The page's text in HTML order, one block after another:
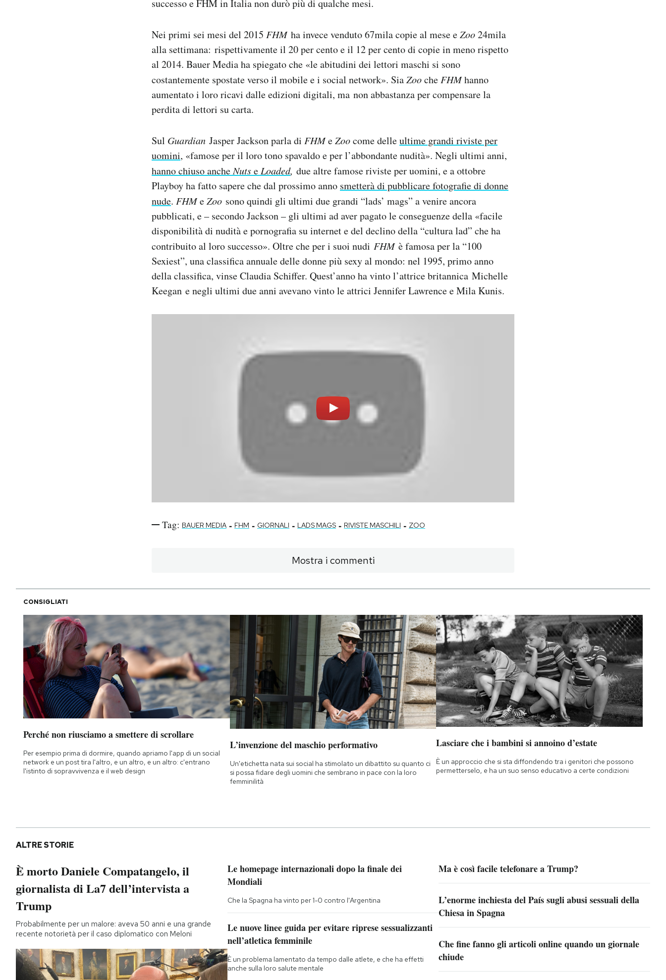
successo e FHM in Italia non durò più di qualche mesi.
Nei primi sei mesi del 2015 FHMha invece venduto 67mila copie al mese eZoo24mila
alla settimana: rispettivamente il 20 per cento e il 12 per cento di copie in meno rispetto
al 2014. Bauer Media ha spiegato che «le abitudini dei lettori maschi si sono
costantemente spostate verso il mobile e i social network». SiaZoocheFHMhanno
aumentato i loro ricavi dalle edizioni digitali, ma non abbastanza per compensare la
perdita di lettori su carta.
Sul Guardian Jasper Jackson parla di FHMeZoocome delleultime grandi riviste per
uomini, «famose per il loro tono spavaldo e per l’abbondante nudità». Negli ultimi anni,
hanno chiuso ancheNutseLoaded, due altre famose riviste per uomini, e a ottobre
Playboy ha fatto sapere che dal prossimo anno smetterà di pubblicare fotografie di donne
nude. FHMeZoo sono quindi gli ultimi due grandi “lads’ mags” a venire ancora
pubblicati, e – secondo Jackson – gli ultimi ad aver pagato le conseguenze della «facile
disponibilità di nudità e pornografia su internet e del declino della “cultura lad” che ha
contribuito al loro successo». Oltre che per i suoi nudi FHM è famosa per la “100
Sexiest”, una classifica annuale delle donne più sexy al mondo: nel 1995, primo anno
della classifica, vinse Claudia Schiffer. Quest’anno ha vinto l’attrice britannica Michelle
Keegan e negli ultimi due anni avevano vinto le attrici Jennifer Lawrence e Mila Kunis.
Tag: BAUER MEDIA - FHM - GIORNALI - LADS MAGS - RIVISTE MASCHILI - ZOO
Mostra i commenti
CONSIGLIATI
Perché non riusciamo a smettere di scrollare
Per esempio prima di dormire, quando apriamo l'app di un social
network e un post tira l'altro, e un altro, e un altro: c'entrano
l'istinto di sopravvivenza e il web design
L’invenzione del maschio performativo
Un'etichetta nata sui social ha stimolato un dibattito su quanto ci
si possa fidare degli uomini che sembrano in pace con la loro
femminilità
Lasciare che i bambini si annoino d’estate
È un approccio che si sta diffondendo tra i genitori che possono
permetterselo, e ha un suo senso educativo a certe condizioni
ALTRE STORIE
È morto Daniele Compatangelo, il
giornalista di La7 dell’intervista a
Trump
Probabilmente per un malore: aveva 50 anni e una grande
recente notorietà per il caso diplomatico con Meloni
Le homepage internazionali dopo la finale dei
Mondiali
Che la Spagna ha vinto per 1-0 contro l'Argentina
Le nuove linee guida per evitare riprese sessualizzanti
nell’atletica femminile
È un problema lamentato da tempo dalle atlete, e che ha effetti
anche sulla loro salute mentale
Ma è così facile telefonare a Trump?
L’enorme inchiesta del País sugli abusi sessuali della
Chiesa in Spagna
Che fine fanno gli articoli online quando un giornale
chiude